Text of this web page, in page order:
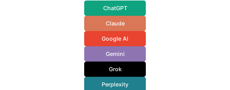
ChatGPT
Claude
Google AI
Gemini
Grok
Perplexity